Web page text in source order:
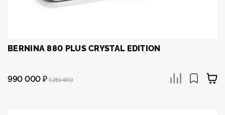
BERNINA 880 PLUS CRYSTAL EDITION
990 000₽ 1 281 400